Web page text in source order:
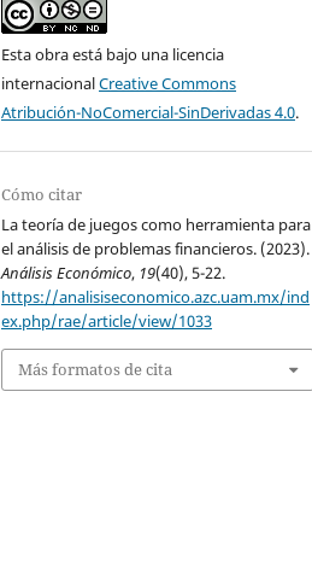
Esta obra está bajo una licencia
internacionalCreative Commons
Atribución-NoComercial-SinDerivadas 4.0.
Cómo citar
La teoría de juegos como herramienta para
el análisis de problemas financieros. (2023).
Análisis Económico, 19(40), 5-22.
https://analisiseconomico.azc.uam.mx/ind
ex.php/rae/article/view/1033
Más formatos de cita